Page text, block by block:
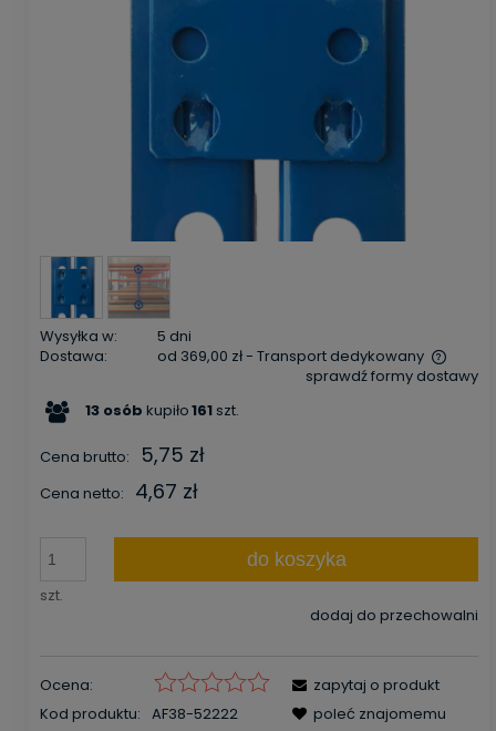
Wysyłka w:
5 dni
Dostawa:
od 369,00 zł- Transport dedykowany
Cena nie zawiera ewentualnych kosztów płatności
sprawdź formy dostawy
13 osób kupiło161 szt.
Cena brutto: 5,75 zł
Cena netto: 4,67 zł
szt.
do koszyka
dodaj do przechowalni
Ocena:
Kod produktu: AF38-52222
zapytaj o produkt
poleć znajomemu